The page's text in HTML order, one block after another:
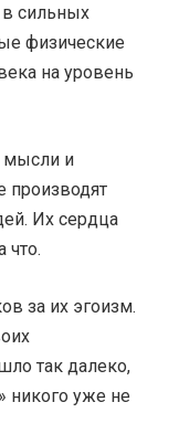
сильных
физические
на уровень
мысли и
производят
Их сердца
что.
за их эгоизм.
так далеко,
никого уже не